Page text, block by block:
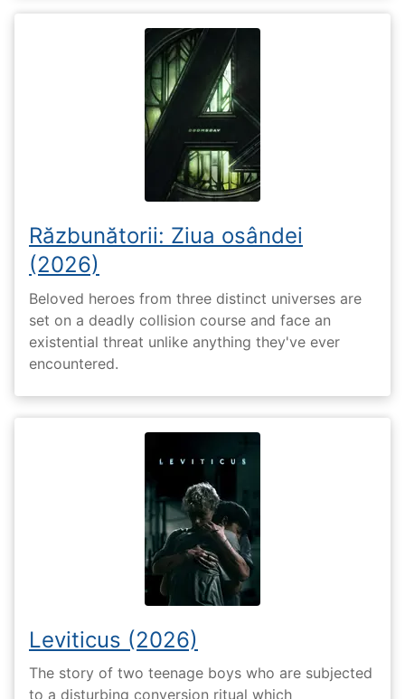
Răzbunătorii: Ziua osândei
(2026)
Beloved heroes from three distinct universes are
set on a deadly collision course and face an
existential threat unlike anything they've ever
encountered.
Leviticus (2026)
The story of two teenage boys who are subjected
to a disturbing conversion ritual which